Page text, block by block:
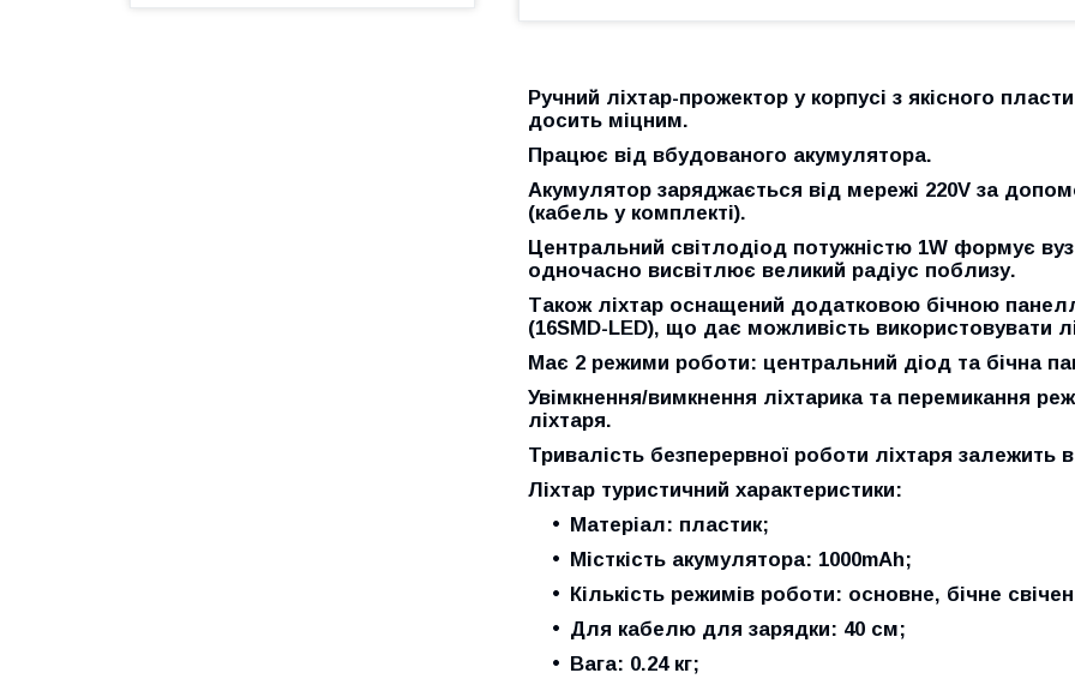
Ручний ліхтар-прожектор у корпусі з якісного
досить міцним.
Працює від вбудованого акумулятора.
Акумулятор заряджається від мережі 220V за
(кабель у комплекті).
Центральний світлодіод потужністю 1W формує
одночасно висвітлює великий радіус поблизу.
Також ліхтар оснащений додатковою бічною
(16SMD-LED), що дає можливість використовувати
Має 2 режими роботи: центральний діод та бічна
Увімкнення/вимкнення ліхтарика та перемикання
ліхтаря.
Тривалість безперервної роботи ліхтаря залежить
Ліхтар туристичний характеристики:
Матеріал: пластик;
Місткість акумулятора: 1000mAh;
Кількість режимів роботи: основне, бічне
Для кабелю для зарядки: 40 см;
Вага: 0.24 кг;